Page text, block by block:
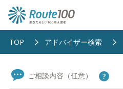
TOP アドバイザー検索
ご相談内容（任意）